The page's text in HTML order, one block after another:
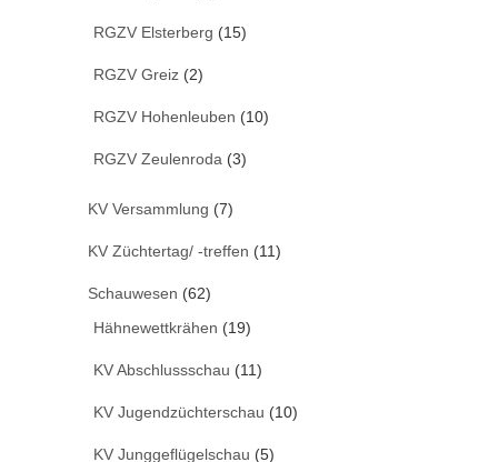
RGZV Elsterberg (15)
RGZV Greiz (2)
RGZV Hohenleuben (10)
RGZV Zeulenroda (3)
KV Versammlung (7)
KV Züchtertag/ -treffen (11)
Schauwesen (62)
Hähnewettkrähen (19)
KV Abschlussschau (11)
KV Jugendzüchterschau (10)
KV Junggeflügelschau (5)